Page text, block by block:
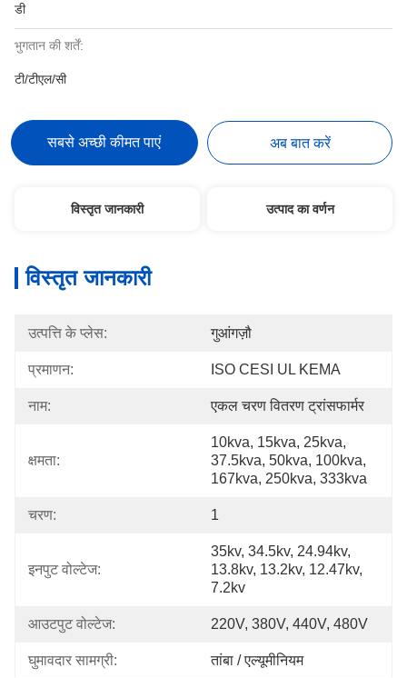
डी
भुगतान की शर्तें:
टी/टीएल/सी
सबसे अच्छी कीमत पाएं अब बात करें
विस्तृत जानकारी उत्पाद का वर्णन
विस्तृत जानकारी
उत्पत्ति के प्लेस: गुआंगज़ौ
प्रमाणन: ISO CESI UL KEMA
नाम: एकल चरण वितरण ट्रांसफार्मर
क्षमता:
10kva, 15kva, 25kva,
37.5kva, 50kva, 100kva,
167kva, 250kva, 333kva
चरण: 1
इनपुट वोल्टेज:
35kv, 34.5kv, 24.94kv,
13.8kv, 13.2kv, 12.47kv,
7.2kv
आउटपुट वोल्टेज: 220V, 380V, 440V, 480V
घुमावदार सामग्री: तांबा / एल्यूमीनियम